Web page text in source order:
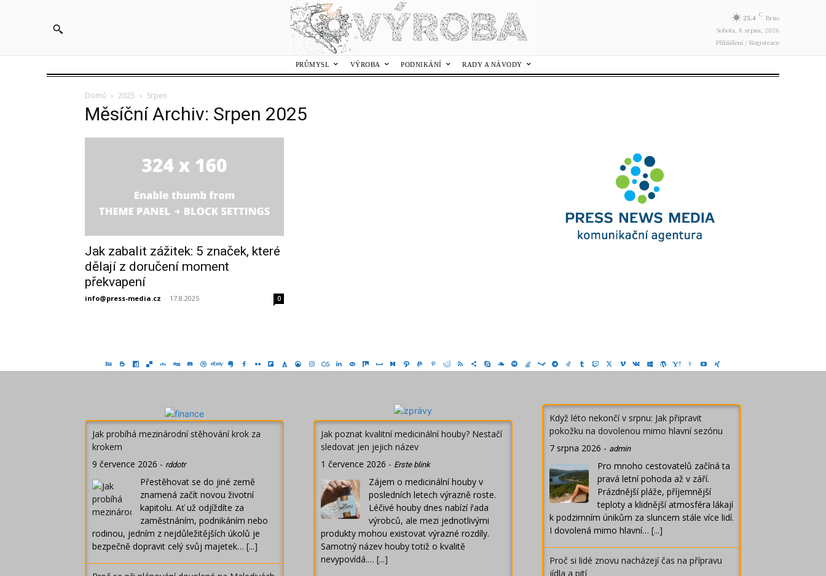
25.4 C Brno
Sobota, 8 srpna, 2026
Přihlášení / Registrace
PRŮMYSL VÝROBA PODNIKÁNÍ RADY A NÁVODY
Domů 2025 Srpen
Měsíční Archiv: Srpen 2025
Jak zabalit zážitek: 5 značek, které
dělají z doručení moment
překvapení
info@press-media.cz - 17.8.2025 0
Jak probíhá mezinárodní stěhování krok za
krokem
9 července 2026 - rddotr
Přestěhovat se do jiné země
znamená začít novou životní
kapitolu. Ať už odjíždíte za
zaměstnáním, podnikáním nebo
rodinou, jedním z nejdůležitějších úkolů je
bezpečně dopravit celý svůj majetek… [...]
Jak poznat kvalitní medicinální houby? Nestačí
sledovat jen jejich název
1 července 2026 - Erste blink
Zájem o medicinální houby v
posledních letech výrazně roste.
Léčivé houby dnes nabízí řada
výrobců, ale mezi jednotlivými
produkty mohou existovat výrazné rozdíly.
Samotný název houby totiž o kvalitě
nevypovídá.… [...]
Když léto nekončí v srpnu: Jak připravit
pokožku na dovolenou mimo hlavní sezónu
7 srpna 2026 - admin
Pro mnoho cestovatelů začíná ta
pravá letní pohoda až v září.
Prázdnější pláže, příjemnější
teploty a klidnější atmosféra lákají
k podzimním únikům za sluncem stále více lidí.
I dovolená mimo hlavní… [...]
Proč si lidé znovu nacházejí čas na přípravu
jídla a pití